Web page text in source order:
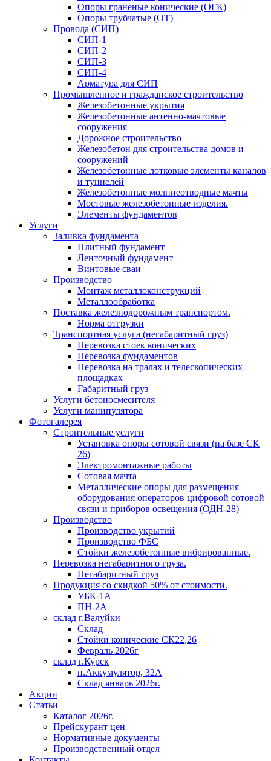
Опоры граненые конические (ОГК)
Опоры трубчатые (ОТ)
Провода (СИП)
СИП-1
СИП-2
СИП-3
СИП-4
Арматура для СИП
Промышленное и гражданское строительство
Железобетонные укрытия
Железобетонные антенно-мачтовые
сооружения
Дорожное строительство
Железобетон для строительства домов и
сооружений
Железобетонные лотковые элементы каналов
и туннелей
Железобетонные молниеотводные мачты
Мостовые железобетонные изделия.
Элементы фундаментов
Услуги
Заливка фундамента
Плитный фундамент
Ленточный фундамент
Винтовые сваи
Производство
Монтаж металлоконструкций
Металлообработка
Поставка железнодорожным транспортом.
Норма отгрузки
Транспортная услуга (негабаритный груз)
Перевозка стоек конических
Перевозка фундаментов
Перевозка на тралах и телескопических
площадках
Габаритный груз
Услуги бетоносмесителя
Услуги манипулятора
Фотогалерея
Строительные услуги
Установка опоры сотовой связи (на базе СК
26)
Электромонтажные работы
Сотовая мачта
Металлические опоры для размещения
оборудования операторов цифровой сотовой
связи и приборов освещения (ОДН-28)
Производство
Производство укрытий
Производство ФБС
Стойки железобетонные вибрированные.
Перевозка негабаритного груза.
Негабаритный груз
Продукция со скидкой 50% от стоимости.
УБК-1А
ПН-2А
склад г.Валуйки
Склад
Стойки конические СК22,26
Февраль 2026г
склад г.Курск
п.Аккумулятор, 32А
Склад январь 2026г.
Акции
Статьи
Каталог 2026г.
Прейскурант цен
Нормативные документы
Производственный отдел